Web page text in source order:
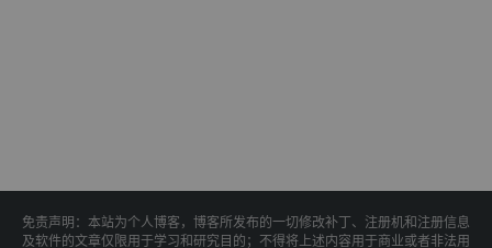
免责声明：本站为个人博客，博客所发布的一切修改补丁、注册机和注册信息
及软件的文章仅限用于学习和研究目的；不得将上述内容用于商业或者非法用